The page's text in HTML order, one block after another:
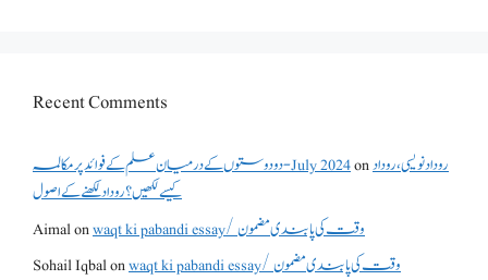
Recent Comments
دو دوستوں کے درمیان علم کے فوائد پر مکالمہ - July 2024onروداد نویسی ،روداد
کیسے لکھیں؟ روداد لکھنے کے اصول
Aimalon
waqt ki pabandi essay/ وقت کی پابندی مضمون
Sohail Iqbalon
waqt ki pabandi essay/ وقت کی پابندی مضمون